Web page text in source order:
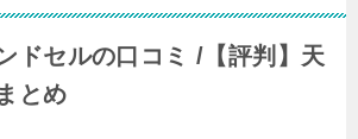
ドセルの口コミ /【評判】天
とめ